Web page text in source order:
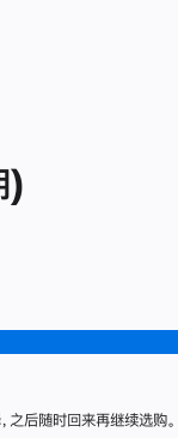
)
之后随时回来再继续选购。